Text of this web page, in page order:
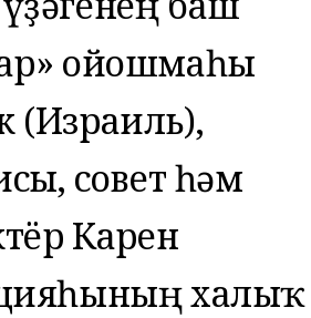
ойошмаһы
(Израиль),
совет һәм
Карен
халыҡ